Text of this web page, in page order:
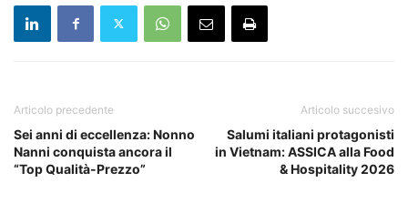
Articolo precedente
Sei anni di eccellenza: Nonno
Nanni conquista ancora il
“Top Qualità-Prezzo”
Articolo succesivo
Salumi italiani protagonisti
in Vietnam: ASSICA alla Food
& Hospitality 2026